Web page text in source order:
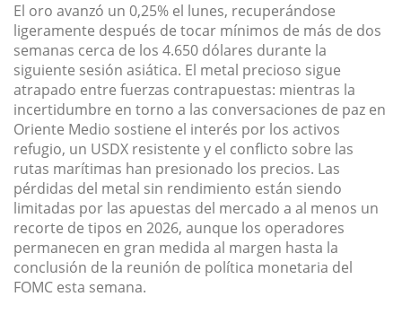
El oro avanzó un 0,25% el lunes, recuperándose
ligeramente después de tocar mínimos de más de dos
semanas cerca de los 4.650 dólares durante la
siguiente sesión asiática. El metal precioso sigue
atrapado entre fuerzas contrapuestas: mientras la
incertidumbre en torno a las conversaciones de paz en
Oriente Medio sostiene el interés por los activos
refugio, un USDX resistente y el conflicto sobre las
rutas marítimas han presionado los precios. Las
pérdidas del metal sin rendimiento están siendo
limitadas por las apuestas del mercado a al menos un
recorte de tipos en 2026, aunque los operadores
permanecen en gran medida al margen hasta la
conclusión de la reunión de política monetaria del
FOMC esta semana.